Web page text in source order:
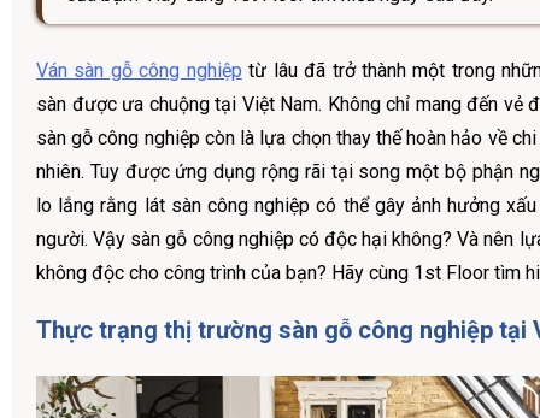
Ván sàn gỗ công nghiệp từ lâu đã trở thành một trong
sàn được ưa chuộng tại Việt Nam. Không chỉ mang đến vẻ
sàn gỗ công nghiệp còn là lựa chọn thay thế hoàn hảo về
nhiên. Tuy được ứng dụng rộng rãi tại song một bộ phận
lo lắng rằng lát sàn công nghiệp có thể gây ảnh hưởng
người. Vậy sàn gỗ công nghiệp có độc hại không? Và nên
không độc cho công trình của bạn? Hãy cùng 1st Floor tìm
Thực trạng thị trường sàn gỗ công nghiệp tại